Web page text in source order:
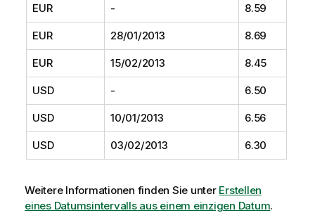
EUR - 8.59
EUR 28/01/2013 8.69
EUR 15/02/2013 8.45
USD - 6.50
USD 10/01/2013 6.56
USD 03/02/2013 6.30
Weitere Informationen finden Sie unter Erstellen
eines Datumsintervalls aus einem einzigen Datum.